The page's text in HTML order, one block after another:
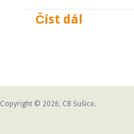
Číst dál
Copyright © 2026, CB Sušice.